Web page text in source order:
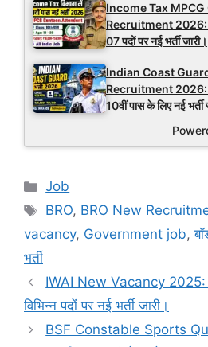
Income Tax
Recruitment 2026:
07 पदों पर नई भर्ती जारी।
Indian Coast
Recruitment 2026:
10वीं पास के लिए नई भर्ती
Categories
Job
Tags
BRO, BRO New
vacancy, Government job,
भर्ती
IWAI New Vacancy 2025:
विभिन्न पदों पर नई भर्ती जारी।
BSF Constable Sports